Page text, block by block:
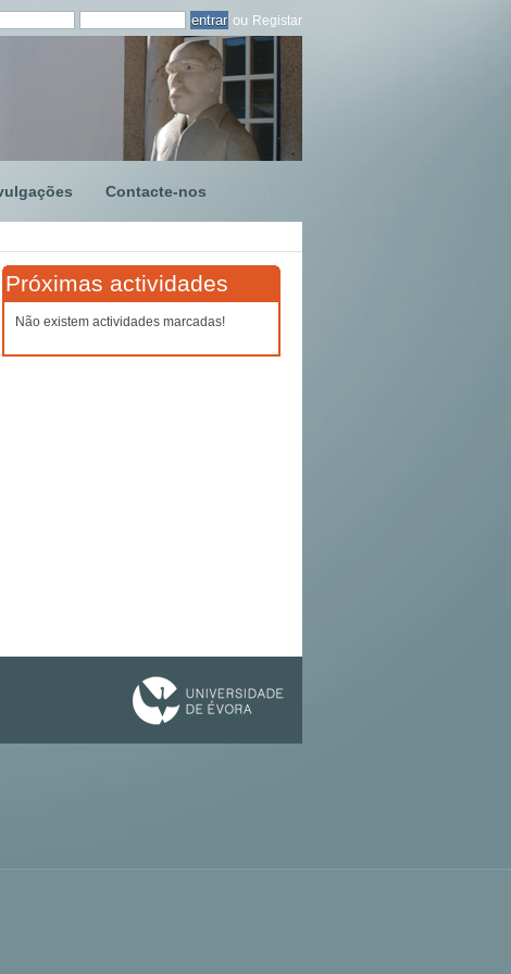
ou Registar
Contacte-nos
Próximas actividades
Não existem actividades marcadas!